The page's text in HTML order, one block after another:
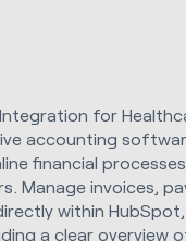
for
accounting
financial
Manage invoices,
within
a clear overview